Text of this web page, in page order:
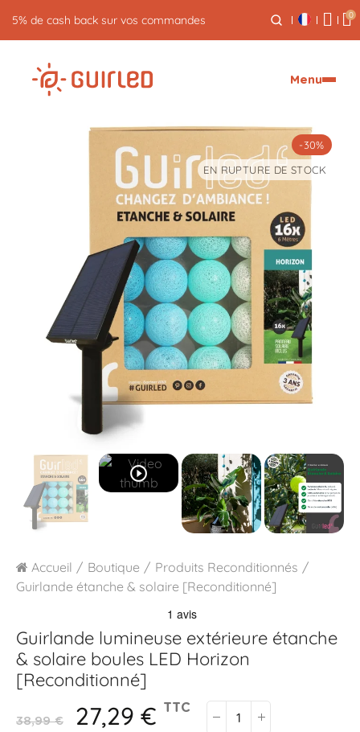
5% de cash back sur vos commandes 0
Menu
-30%
EN RUPTURE DE STOCK
play_circle_outline
Accueil Boutique
Produits Reconditionnés
Guirlande étanche & solaire [Reconditionné]
Guirlande lumineuse extérieure étanche
& solaire boules LED Horizon
[Reconditionné]
38,99 € 27,29 € TTC